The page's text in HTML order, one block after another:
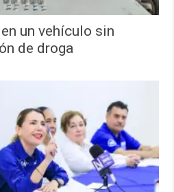
un vehículo sin
de droga